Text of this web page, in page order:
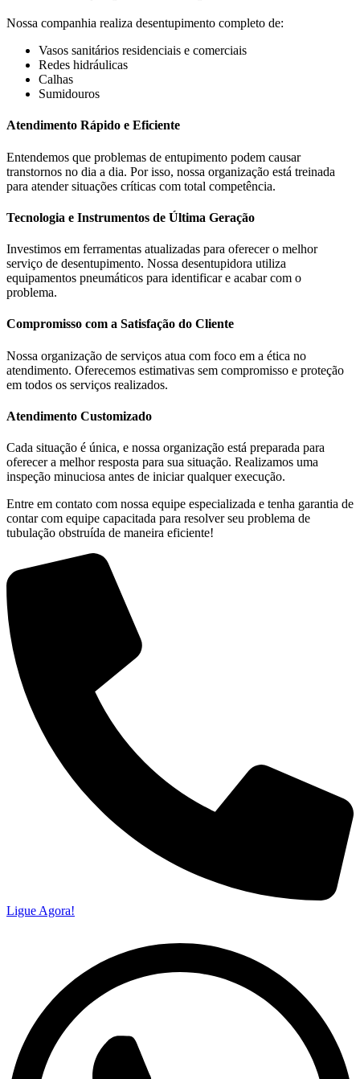
Nossa companhia realiza desentupimento completo de:
Vasos sanitários residenciais e comerciais
Redes hidráulicas
Calhas
Sumidouros
Atendimento Rápido e Eficiente
Entendemos que problemas de entupimento podem causar
transtornos no dia a dia. Por isso, nossa organização está treinada
para atender situações críticas com total competência.
Tecnologia e Instrumentos de Última Geração
Investimos em ferramentas atualizadas para oferecer o melhor
serviço de desentupimento. Nossa desentupidora utiliza
equipamentos pneumáticos para identificar e acabar com o
problema.
Compromisso com a Satisfação do Cliente
Nossa organização de serviços atua com foco em a ética no
atendimento. Oferecemos estimativas sem compromisso e proteção
em todos os serviços realizados.
Atendimento Customizado
Cada situação é única, e nossa organização está preparada para
oferecer a melhor resposta para sua situação. Realizamos uma
inspeção minuciosa antes de iniciar qualquer execução.
Entre em contato com nossa equipe especializada e tenha garantia de
contar com equipe capacitada para resolver seu problema de
tubulação obstruída de maneira eficiente!
Ligue Agora!